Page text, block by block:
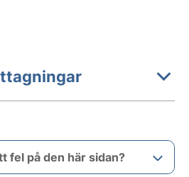
fel på den här sidan?